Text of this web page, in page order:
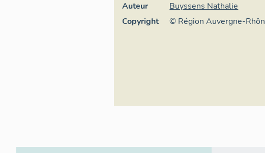
Auteur
Buyssens Nathalie
Copyright
© Région Auvergne-
Inventaire général du